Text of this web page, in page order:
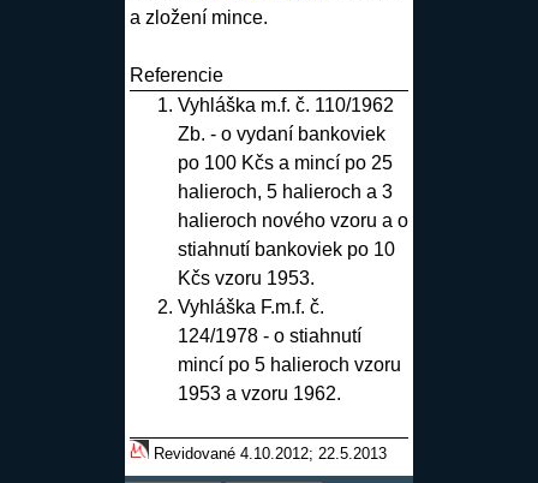
a zložení mince.
Referencie
Vyhláška m.f. č. 110/1962
Zb. - o vydaní bankoviek
po 100 Kčs a mincí po 25
halieroch, 5 halieroch a 3
halieroch nového vzoru a o
stiahnutí bankoviek po 10
Kčs vzoru 1953.
Vyhláška F.m.f. č.
124/1978 - o stiahnutí
mincí po 5 halieroch vzoru
1953 a vzoru 1962.
Revidované 4.10.2012; 22.5.2013